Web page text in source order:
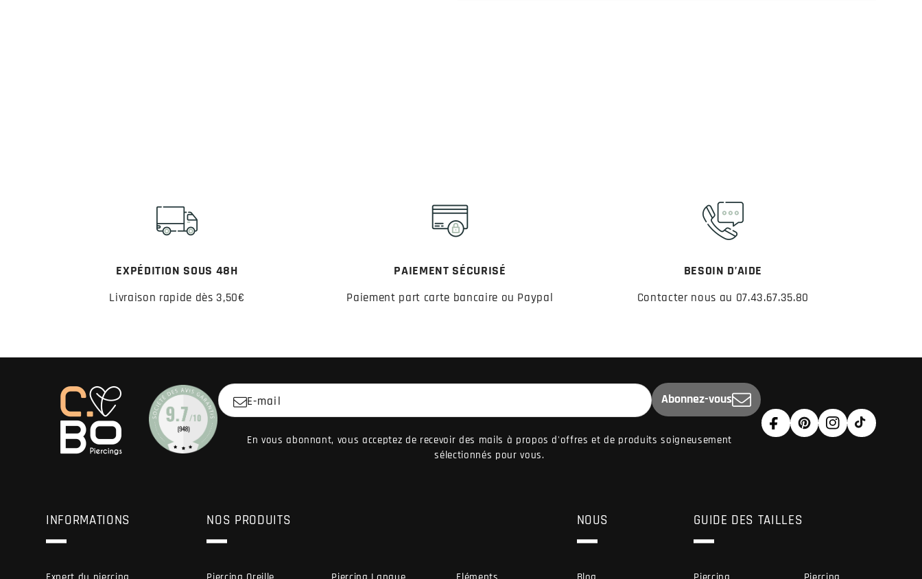
EXPÉDITION SOUS 48H
Livraison rapide dès 3,50€
PAIEMENT SÉCURISÉ
Paiement part carte bancaire ou Paypal
BESOIN D’AIDE
Contacter nous au 07.43.67.35.80
E-mail Abonnez-vous
En vous abonnant, vous acceptez de recevoir des mails à propos d'offres et de produits soigneusement
sélectionnés pour vous.
FacebookPinterestInstagram
TikTok
INFORMATIONS NOS PRODUITS NOUS GUIDE DES TAILLES